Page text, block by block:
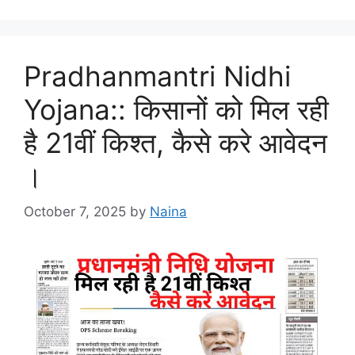
Pradhanmantri Nidhi
Yojana:: किसानों को मिल रही
है 21वीं किश्त, कैसे करे आवेदन
।
October 7, 2025 by Naina